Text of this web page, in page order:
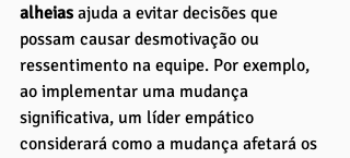
alheias ajuda a evitar decisões que
possam causar desmotivação ou
ressentimento na equipe. Por exemplo,
ao implementar uma mudança
significativa, um líder empático
considerará como a mudança afetará os